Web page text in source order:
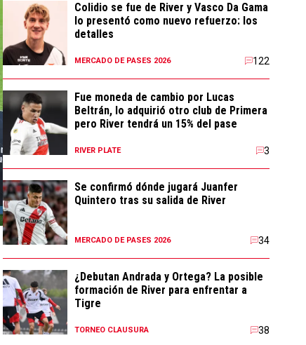
Colidio se fue de River y Vasco Da Gama
lo presentó como nuevo refuerzo: los
detalles
MERCADO DE PASES 2026 122
Fue moneda de cambio por Lucas
Beltrán, lo adquirió otro club de Primera
pero River tendrá un 15% del pase
RIVER PLATE 3
Se confirmó dónde jugará Juanfer
Quintero tras su salida de River
MERCADO DE PASES 2026 34
¿Debutan Andrada y Ortega? La posible
formación de River para enfrentar a
Tigre
TORNEO CLAUSURA 38